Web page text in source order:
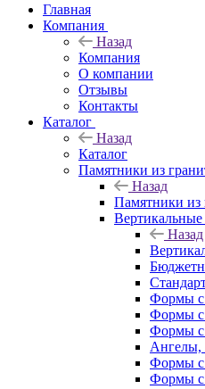
Главная
Компания
Назад
Компания
О компании
Отзывы
Контакты
Каталог
Назад
Каталог
Памятники из
Назад
Памятники из
Вертикальные
Назад
Формы с
Формы с
Формы с
Ангелы,
Формы с
Формы с